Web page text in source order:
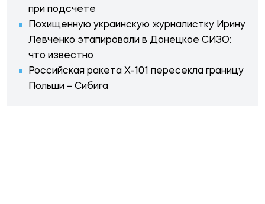
при подсчете
Похищенную украинскую журналистку Ирину
Левченко этапировали в Донецкое СИЗО:
что известно
Российская ракета Х-101 пересекла границу
Польши – Сибига